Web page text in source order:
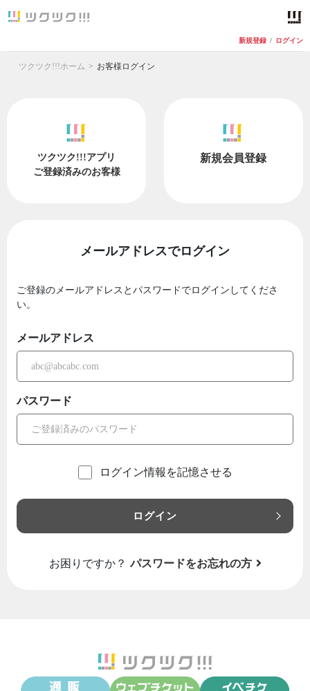
新規登録 / ログイン
ツクツク!!!ホーム お客様ログイン
ツクツク!!!アプリ
ご登録済みのお客様
新規会員登録
メールアドレスでログイン
ご登録のメールアドレスとパスワードでログインしてくださ
い。
メールアドレス
パスワード
ログイン情報を記憶させる
ログイン
お困りですか？ パスワードをお忘れの方